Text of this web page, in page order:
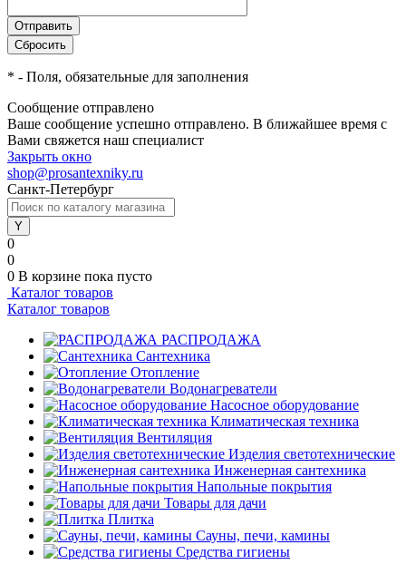
* - Поля, обязательные для заполнения
Сообщение отправлено
Ваше сообщение успешно отправлено. В ближайшее время с
Вами свяжется наш специалист
Закрыть окно
shop@prosantexniky.ru
Санкт-Петербург
0
0
0 В корзине пока пусто
Каталог товаров
Каталог товаров
РАСПРОДАЖА
Сантехника
Отопление
Водонагреватели
Насосное оборудование
Климатическая техника
Вентиляция
Изделия светотехнические
Инженерная сантехника
Напольные покрытия
Товары для дачи
Плитка
Сауны, печи, камины
Средства гигиены